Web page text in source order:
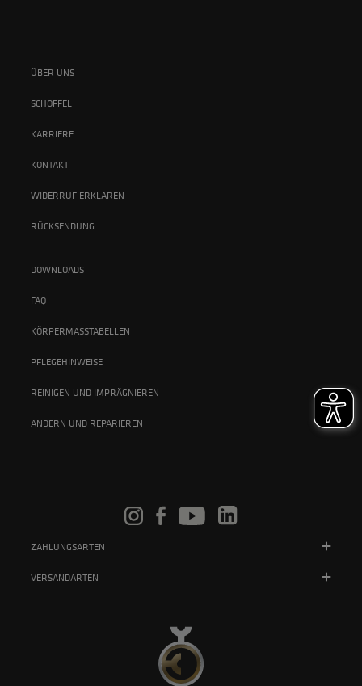
ÜBER UNS
SCHÖFFEL
KARRIERE
KONTAKT
WIDERRUF ERKLÄREN
RÜCKSENDUNG
DOWNLOADS
FAQ
KÖRPERMASSTABELLEN
PFLEGEHINWEISE
REINIGEN UND IMPRÄGNIEREN
ÄNDERN UND REPARIEREN
ZAHLUNGSARTEN
VERSANDARTEN